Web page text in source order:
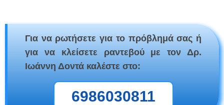
Για να ρωτήσετε για το πρόβλημά σας ή
για να κλείσετε ραντεβού με τον Δρ.
Ιωάννη Δοντά καλέστε στο:
6986030811